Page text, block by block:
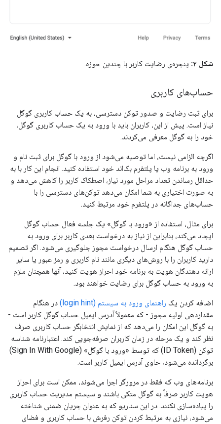
شکل ۲: پنجره‌ی رضایت کاربر با چندین حوزه.
حساب‌های کاربری
برای ثبت رضایت و صدور توکن دسترسی، به یک حساب کاربری گوگل
نیاز است. پیش از این، کاربران باید با ورود به یک حساب کاربری گوگل،
خود را به گوگل معرفی می‌کردند.
اگرچه الزامی نیست، اما توصیه می‌شود از ورود با گوگل برای ثبت نام و
ورود به برنامه وب یا پلتفرم بک‌اند خود استفاده کنید. انجام این کار با به
حداقل رساندن تعداد مراحل مورد نیاز، اصطکاک کاربر را کاهش می‌دهد و
به صورت اختیاری به شما امکان می‌دهد توکن‌های دسترسی را با
حساب‌های جداگانه در پلتفرم خود مرتبط کنید.
برای مثال، استفاده از «ورود با گوگل» یک جلسه فعال حساب گوگل
ایجاد می‌کند، بنابراین از نیاز به درخواست بعدی کاربر برای ورود به
حساب گوگل هنگام ارسال درخواست مجوز جلوگیری می‌شود. اگر تصمیم
دارید کاربران را با روش‌های دیگری مانند نام کاربری و رمز عبور یا سایر
ارائه دهندگان هویت به برنامه خود احراز هویت کنید، آنها همچنان ملزم
به ورود به حساب گوگل برای رضایت خواهند بود.
اضافه کردن یک راهنمای ورود به سیستم (login hint)
در هنگام
مقداردهی اولیه مجوز - که معمولاً آدرس ایمیل حساب گوگل کاربر است -
به گوگل این امکان را می‌دهد که از نمایش انتخابگر حساب کاربری صرف
نظر کند و یک مرحله در زمان کاربران صرفه‌جویی کند. اعتبارنامه شناسه
توکن (ID Token) که توسط «ورود با گوگل» (Sign In With Google)
برگردانده می‌شود، حاوی آدرس ایمیل کاربر است.
برنامه‌های وب که فقط در مرورگر اجرا می‌شوند، ممکن است برای احراز
هویت کاربر صرفاً به گوگل متکی باشند و سیستم مدیریت حساب کاربری
را پیاده‌سازی نکنند. در این سناریو که به عنوان جریان ضمنی شناخته
می‌شود، نیازی به مرتبط کردن توکن رفرش با حساب کاربری و فضای